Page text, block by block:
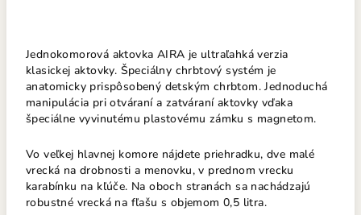
Jednokomorová aktovka AIRA je ultraľahká verzia
klasickej aktovky. Špeciálny chrbtový systém je
anatomicky prispôsobený detským chrbtom. Jednoduchá
manipulácia pri otváraní a zatváraní aktovky vďaka
špeciálne vyvinutému plastovému zámku s magnetom.
Vo veľkej hlavnej komore nájdete priehradku, dve malé
vrecká na drobnosti a menovku, v prednom vrecku
karabínku na kľúče. Na oboch stranách sa nachádzajú
robustné vrecká na fľašu s objemom 0,5 litra.